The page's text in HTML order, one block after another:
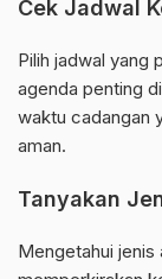
Cek Jadwal
Pilih jadwal yang
agenda penting
waktu cadangan
aman.
Tanyakan
Mengetahui jenis